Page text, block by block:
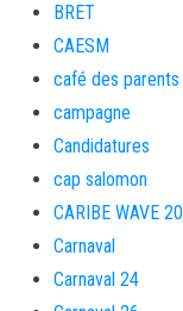
BRET
CAESM
café des parents
campagne
Candidatures
cap salomon
CARIBE WAVE
Carnaval
Carnaval 24